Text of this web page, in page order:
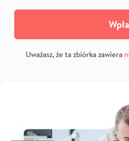
Uważasz, że ta zbiórka zawiera